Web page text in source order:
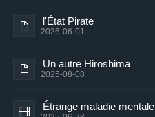
l'État Pirate
2026-06-01
Un autre Hiroshima
2025-08-08
Étrange maladie mentale